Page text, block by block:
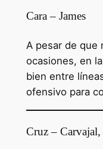
Cara – James
A pesar de que
ocasiones, en
bien entre
ofensivo para
Cruz –